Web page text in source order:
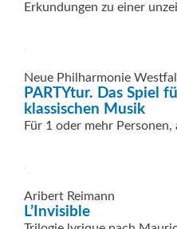
Erkundungen zu einer
Neue Philharmonie
PARTYtur. Das Spiel
klassischen Musik
Für 1 oder mehr Personen,
Aribert Reimann
L’Invisible